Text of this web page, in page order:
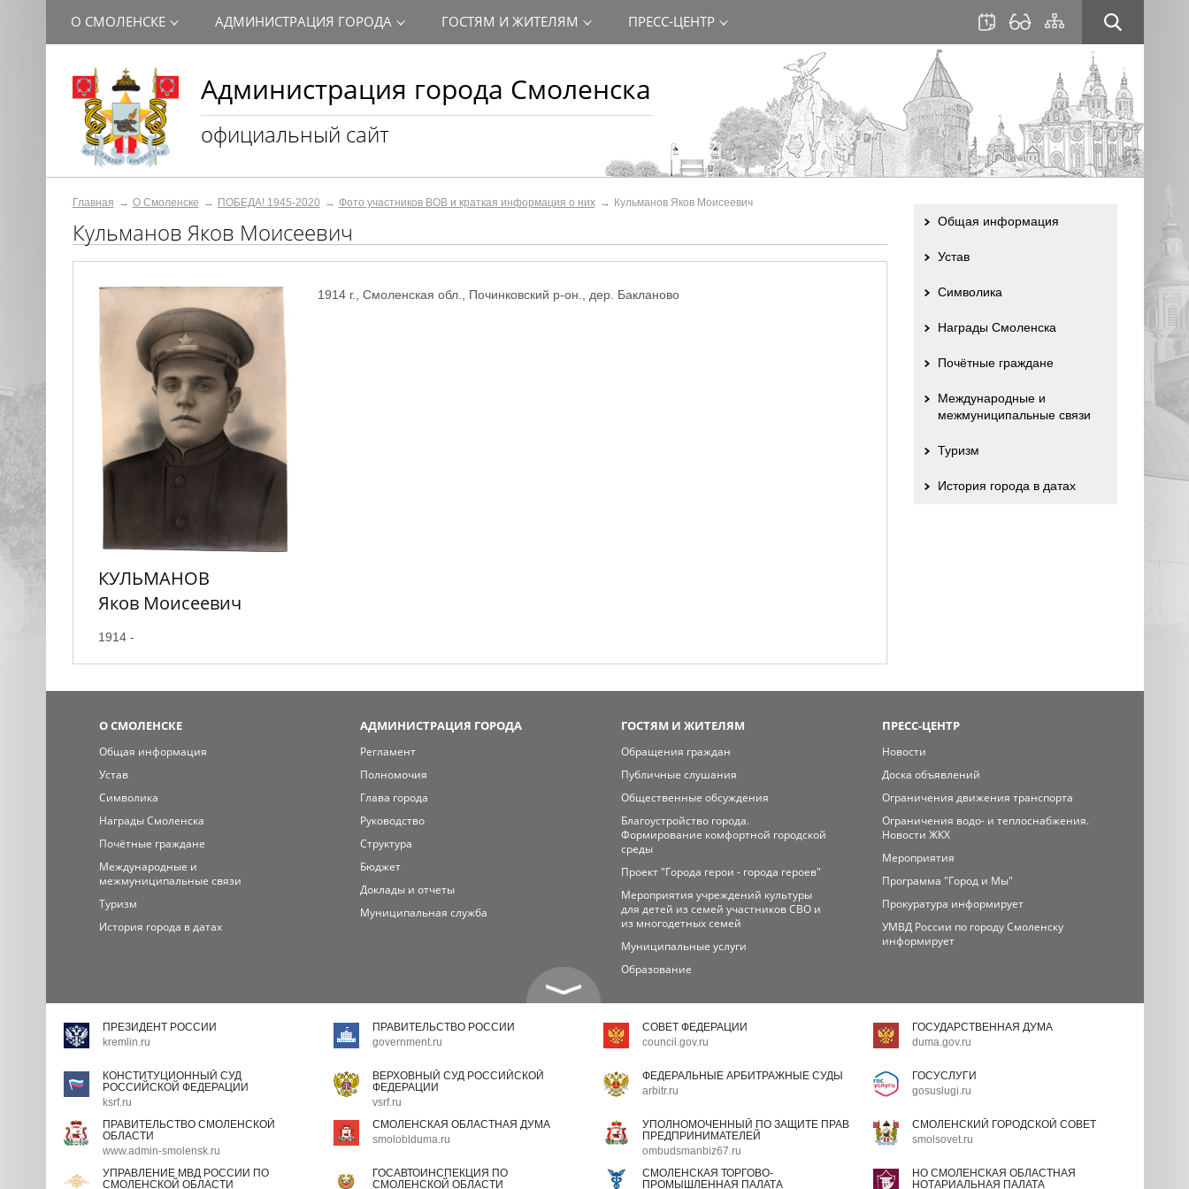
Администрация города Смоленска
официальный сайт
О СМОЛЕНСКЕ АДМИНИСТРАЦИЯ ГОРОДА ГОСТЯМ И ЖИТЕЛЯМ ПРЕСС-ЦЕНТР
Главная О Смоленске ПОБЕДА! 1945-2020 Фото участников ВОВ и краткая информация о них Кульманов Яков Моисеевич
Кульманов Яков Моисеевич
КУЛЬМАНОВ
Яков Моисеевич
1914 -
1914 г., Смоленская обл., Починковский р-он., дер. Бакланово
Общая информация
Устав
Символика
Награды Смоленска
Почётные граждане
Международные и
межмуниципальные связи
Туризм
История города в датах
О СМОЛЕНСКЕ
Общая информация
Устав
Символика
Награды Смоленска
Почётные граждане
Международные и
межмуниципальные связи
Туризм
История города в датах
АДМИНИСТРАЦИЯ ГОРОДА
Регламент
Полномочия
Глава города
Руководство
Структура
Бюджет
Доклады и отчеты
Муниципальная служба
ГОСТЯМ И ЖИТЕЛЯМ
Обращения граждан
Публичные слушания
Общественные обсуждения
Благоустройство города.
Формирование комфортной городской
среды
Проект "Города герои - города героев"
Мероприятия учреждений культуры
для детей из семей участников СВО и
из многодетных семей
Муниципальные услуги
Образование
ПРЕСС-ЦЕНТР
Новости
Доска объявлений
Ограничения движения транспорта
Ограничения водо- и теплоснабжения.
Новости ЖКХ
Мероприятия
Программа "Город и Мы"
Прокуратура информирует
УМВД России по городу Смоленску
информирует
ПРЕЗИДЕНТ РОССИИ
kremlin.ru
ПРАВИТЕЛЬСТВО РОССИИ
government.ru
СОВЕТ ФЕДЕРАЦИИ
council.gov.ru
ГОСУДАРСТВЕННАЯ ДУМА
duma.gov.ru
КОНСТИТУЦИОННЫЙ СУД
РОССИЙСКОЙ ФЕДЕРАЦИИ
ksrf.ru
ВЕРХОВНЫЙ СУД РОССИЙСКОЙ
ФЕДЕРАЦИИ
vsrf.ru
ФЕДЕРАЛЬНЫЕ АРБИТРАЖНЫЕ СУДЫ
arbitr.ru
ГОСУСЛУГИ
gosuslugi.ru
ПРАВИТЕЛЬСТВО СМОЛЕНСКОЙ
ОБЛАСТИ
www.admin-smolensk.ru
СМОЛЕНСКАЯ ОБЛАСТНАЯ ДУМА
smoloblduma.ru
УПОЛНОМОЧЕННЫЙ ПО ЗАЩИТЕ ПРАВ
ПРЕДПРИНИМАТЕЛЕЙ
ombudsmanbiz67.ru
СМОЛЕНСКИЙ ГОРОДСКОЙ СОВЕТ
smolsovet.ru
УПРАВЛЕНИЕ МВД РОССИИ ПО
СМОЛЕНСКОЙ ОБЛАСТИ
ГОСАВТОИНСПЕКЦИЯ ПО
СМОЛЕНСКОЙ ОБЛАСТИ
СМОЛЕНСКАЯ ТОРГОВО-
ПРОМЫШЛЕННАЯ ПАЛАТА
НО СМОЛЕНСКАЯ ОБЛАСТНАЯ
НОТАРИАЛЬНАЯ ПАЛАТА